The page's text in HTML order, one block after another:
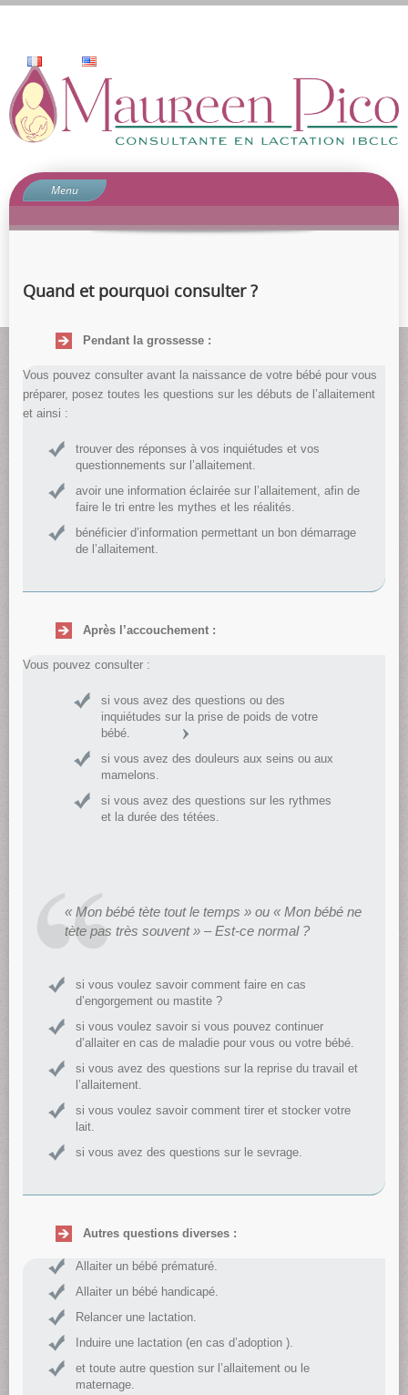
Menu
Accueil
Contact
Commentaire
Quand et pourquoi consulter ?
Pendant la grossesse :
Vous pouvez consulter avant la naissance de votre bébé pour vous
préparer, posez toutes les questions sur les débuts de l’allaitement
et ainsi :
trouver des réponses à vos inquiétudes et vos
questionnements sur l’allaitement.
avoir une information éclairée sur l’allaitement, afin de
faire le tri entre les mythes et les réalités.
bénéficier d’information permettant un bon démarrage
de l’allaitement.
Après l’accouchement :
Vous pouvez consulter :
si vous avez des questions ou des
inquiétudes sur la prise de poids de votre
bébé.
si vous avez des douleurs aux seins ou aux
mamelons.
si vous avez des questions sur les rythmes
et la durée des tétées.
« Mon bébé tète tout le temps » ou « Mon bébé ne
tète pas très souvent » – Est-ce normal ?
si vous voulez savoir comment faire en cas
d’engorgement ou mastite ?
si vous voulez savoir si vous pouvez continuer
d’allaiter en cas de maladie pour vous ou votre bébé.
si vous avez des questions sur la reprise du travail et
l’allaitement.
si vous voulez savoir comment tirer et stocker votre
lait.
si vous avez des questions sur le sevrage.
Autres questions diverses :
Allaiter un bébé prématuré.
Allaiter un bébé handicapé.
Relancer une lactation.
Induire une lactation (en cas d’adoption ).
et toute autre question sur l’allaitement ou le
maternage.